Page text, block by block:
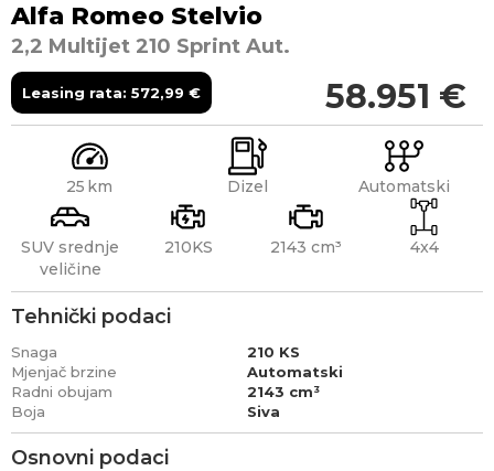
Alfa Romeo Stelvio
2,2 Multijet 210 Sprint Aut.
Leasing rata: 572,99 € 58.951 €
25 Dizel Automatski
SUV srednje
veličine
210KS 2143 cm³ 4x4
Tehnički podaci
Snaga
210 KS
Mjenjač brzine
Automatski
Radni obujam
2143 cm³
Boja
Siva
Osnovni podaci